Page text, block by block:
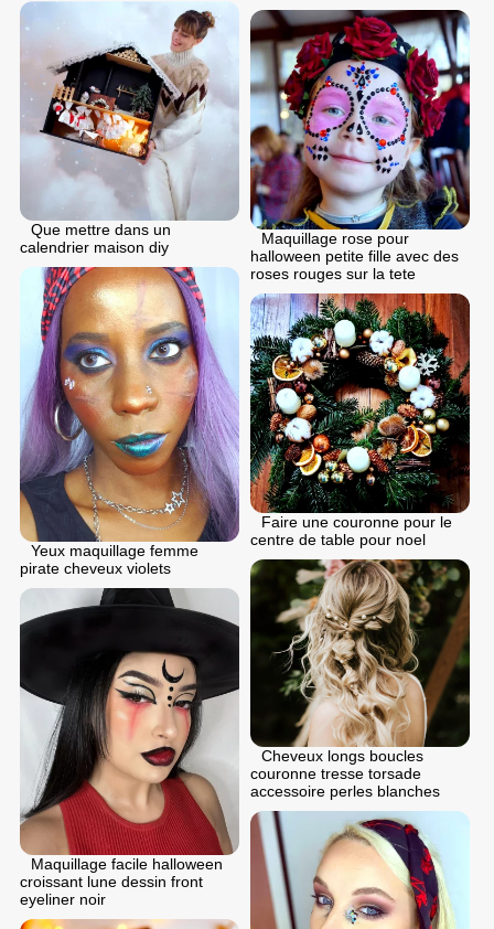
Que mettre dans un
calendrier maison diy
Maquillage rose pour
halloween petite fille avec des
roses rouges sur la tete
Yeux maquillage femme
pirate cheveux violets
Faire une couronne pour le
centre de table pour noel
Cheveux longs boucles
couronne tresse torsade
accessoire perles blanches
Maquillage facile halloween
croissant lune dessin front
eyeliner noir